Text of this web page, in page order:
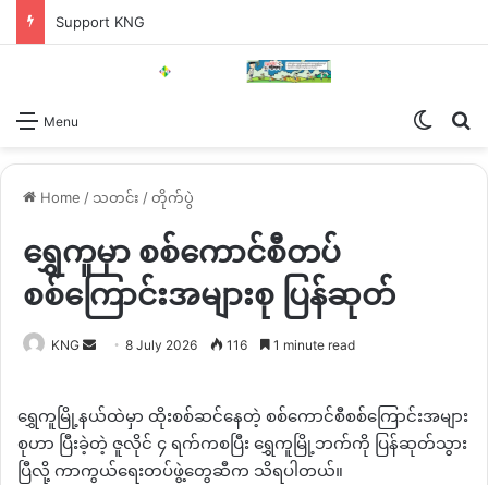
Support KNG
Menu
Home / သတင်း /တိုက်ပွဲ
ရွှေကူမှာ စစ်ကောင်စီတပ်
စစ်ကြောင်းအများစု ပြန်ဆုတ်
KNG
Send8 July 2026 116 1 minute read
ရွှေကူမြို့နယ်ထဲမှာ ထိုးစစ်ဆင်နေတဲ့ စစ်ကောင်စီစစ်ကြောင်းအများ
စုဟာ ပြီးခဲ့တဲ့ ဇူလိုင် ၄ ရက်ကစပြီး ရွှေကူမြို့ဘက်ကို ပြန်ဆုတ်သွား
ပြီလို့ ကာကွယ်ရေးတပ်ဖွဲ့တွေဆီက သိရပါတယ်။